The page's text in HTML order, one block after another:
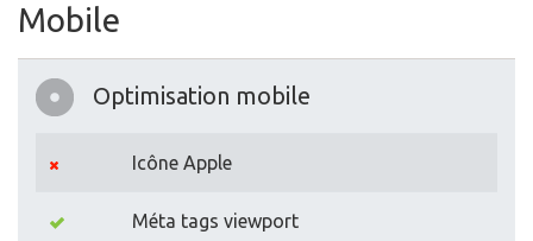
Mobile
Optimisation mobile
Icône Apple
Méta tags viewport